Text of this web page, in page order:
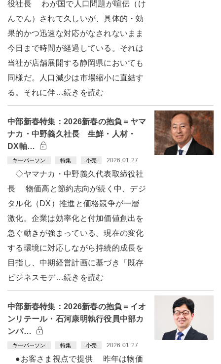
役社長 わが国で人口問題が喧伝（け
んでん）されて久しいが、具体的・効
果的かつ迅速な対応がなされないまま
今日まで時間が経過している。それは
当社が店舗展開する静岡県においても
同様だ。人口減少は市場縮小に直結す
る。それに伴…続きを読む
中部新春特集：2026新春の抱負＝ヤマ
ナカ・中野義久社長 生鮮・人材・
DX軸…
キーパーソン 特集 小売 2026.01.27
◇ヤマナカ・中野義久代表取締役社
長 物価高と節約志向が続く中、デジ
タル化（DX）推進と価格競争が一層
激化。企業は効率化と付加価値創出を
急ぐ動きが強まっている。現在の変化
する環境に対応しながら持続的成長を
目指し、中期経営計画に基づき「既存
ビジネスモデ…続きを読む
中部新春特集：2026新春の抱負＝イオ
ンリテール・石河康明執行役員中部カ
ンパ…
キーパーソン 特集 小売 2026.01.27
●お客さま視点で提供 昨年は物価